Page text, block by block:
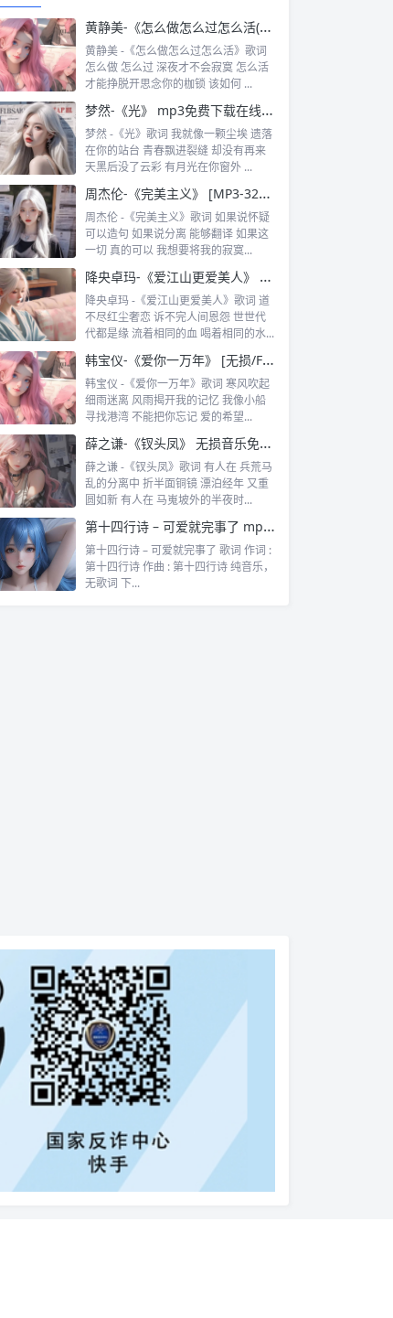
黄静美-《怎么做怎么过怎么活(抖音DJ版)》[MP3-320k] 高品质mp3音乐免费下载 歌曲免费下载
黄静美 -《怎么做怎么过怎么活》歌词
怎么做 怎么过 深夜才不会寂寞 怎么活
才能挣脱开思念你的枷锁 该如何 ...
梦然-《光》 mp3免费下载在线音乐歌曲网盘免费下载
梦然 -《光》歌词 我就像一颗尘埃 遗落
在你的站台 青春飘进裂缝 却没有再来
天黑后没了云彩 有月光在你窗外 ...
周杰伦-《完美主义》 [MP3-320k] 高品质mp3音乐免费下载 歌曲免费下载
周杰伦 -《完美主义》歌词 如果说怀疑
可以造句 如果说分离 能够翻译 如果这
一切 真的可以 我想要将我的寂寞...
降央卓玛-《爱江山更爱美人》 MP3免费下载
降央卓玛 -《爱江山更爱美人》歌词 道
不尽红尘奢恋 诉不完人间恩怨 世世代
代都是缘 流着相同的血 喝着相同的水...
韩宝仪-《爱你一万年》 [无损/FLAC]音乐歌曲免费下载
韩宝仪 -《爱你一万年》歌词 寒风吹起
细雨迷离 风雨揭开我的记忆 我像小船
寻找港湾 不能把你忘记 爱的希望...
薛之谦-《钗头凤》 无损音乐免费下载
薛之谦 -《钗头凤》歌词 有人在 兵荒马
乱的分离中 折半面铜镜 漂泊经年 又重
圆如新 有人在 马嵬坡外的半夜时...
第十四行诗 – 可爱就完事了 mp3歌曲免费下载
第十四行诗 – 可爱就完事了 歌词 作词 :
第十四行诗 作曲 : 第十四行诗 纯音乐，
无歌词 下...